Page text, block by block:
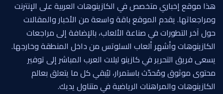
هذا موقع إخباري متخصص في الكازينوهات العربية على الإنترنت
ومراجعاتها. يقدم الموقع باقة واسعة من الأخبار والمقالات
حول آخر التطورات في صناعة الألعاب، بالإضافة إلى مراجعات
الكازينوهات وأشهر ألعاب السلوتس من داخل المنطقة وخارجها.
يسعى فريق التحرير في كازينو ليلات العرب المباشر إلى توفير
محتوى موثوق ومُحدّث باستمرار، ليُبقي كل ما يتعلق بعالم
الكازينوهات والمراهنات الرياضية في متناول يديك.